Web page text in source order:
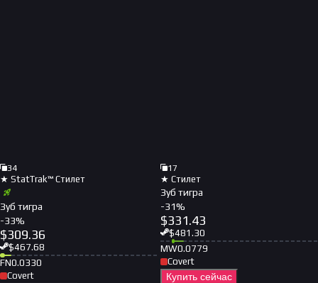
34
★ StatTrak™ Стилет
Зуб тигра
-33%
$309.36
$467.68
FN0.0330
Covert
17
★ Стилет
Зуб тигра
-31%
$331.43
$481.30
MW0.0779
Covert
Купить сейчас